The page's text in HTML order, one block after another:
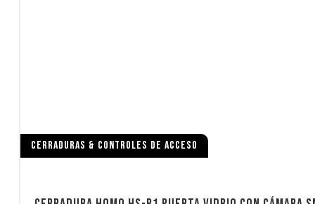
CERRADURAS & CONTROLES DE ACCESO